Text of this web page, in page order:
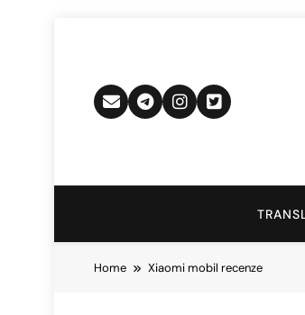
Home Xiaomi mobil recenze